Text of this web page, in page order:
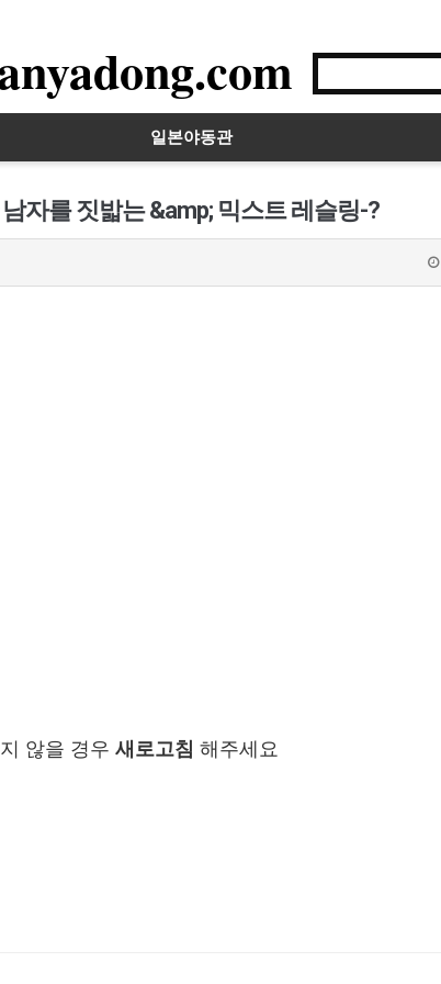
일본야동관
자를 짓밟는 &amp; 믹스트 레슬링-?
않을 경우 새로고침 해주세요